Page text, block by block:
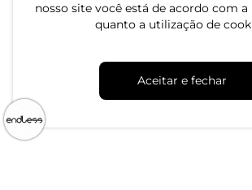
nosso site você está de acordo com
quanto a utilização de
Aceitar e fechar
-58%
Blusa Feminina Manga
Longa Com Rebite Endless
R$ 119,99 R$ 49,99
ou 1x de R$ 49,99 sem juros
-50%
Blusa
Longa
Preto
R$ 179,99